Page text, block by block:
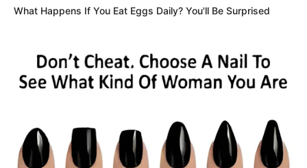
What Happens If You Eat Eggs Daily? You'll Be Surprised